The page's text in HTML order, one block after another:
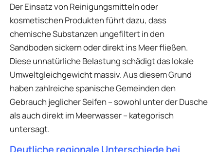
Der Einsatz von Reinigungsmitteln oder
kosmetischen Produkten führt dazu, dass
chemische Substanzen ungefiltert in den
Sandboden sickern oder direkt ins Meer fließen.
Diese unnatürliche Belastung schädigt das lokale
Umweltgleichgewicht massiv. Aus diesem Grund
haben zahlreiche spanische Gemeinden den
Gebrauch jeglicher Seifen – sowohl unter der Dusche
als auch direkt im Meerwasser – kategorisch
untersagt.
Deutliche regionale Unterschiede bei